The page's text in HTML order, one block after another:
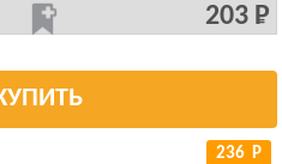
203 Р
236 Р